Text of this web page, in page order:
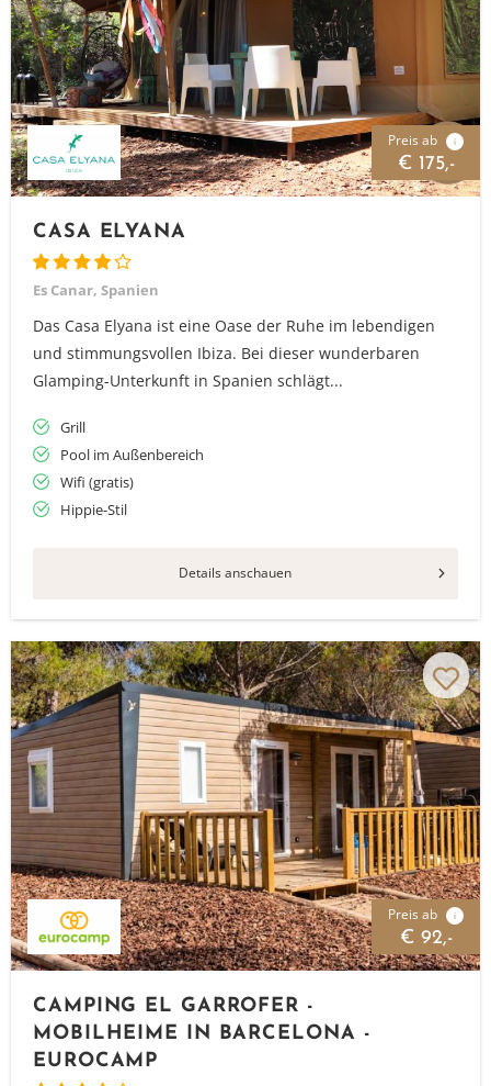
Preis ab i
€ 175,-
CASA ELYANA
Es Canar, Spanien
Das Casa Elyana ist eine Oase der Ruhe im lebendigen
und stimmungsvollen Ibiza. Bei dieser wunderbaren
Glamping-Unterkunft in Spanien schlägt...
Grill
Pool im Außenbereich
Wifi (gratis)
Hippie-Stil
Details anschauen
Preis ab i
€ 92,-
CAMPING EL GARROFER -
MOBILHEIME IN BARCELONA -
EUROCAMP